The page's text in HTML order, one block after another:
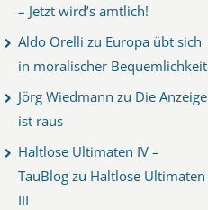
– Jetzt wird’s amtlich!
Aldo Orelli zu Europa übt sich
in moralischer Bequemlichkeit
Jörg Wiedmann zu Die Anzeige
ist raus
Haltlose Ultimaten IV –
TauBlog zu Haltlose Ultimaten
III